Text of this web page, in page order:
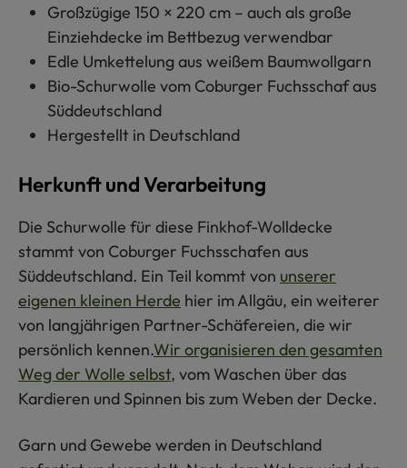
Großzügige 150 × 220 cm – auch als große
Einziehdecke im Bettbezug verwendbar
Edle Umkettelung aus weißem Baumwollgarn
Bio-Schurwolle vom Coburger Fuchsschaf aus
Süddeutschland
Hergestellt in Deutschland
Herkunft und Verarbeitung
Die Schurwolle für diese Finkhof-Wolldecke
stammt von Coburger Fuchsschafen aus
Süddeutschland. Ein Teil kommt von unserer
eigenen kleinen Herde hier im Allgäu, ein weiterer
von langjährigen Partner-Schäfereien, die wir
persönlich kennen.Wir organisieren den gesamten
Weg der Wolle selbst, vom Waschen über das
Kardieren und Spinnen bis zum Weben der Decke.
Garn und Gewebe werden in Deutschland